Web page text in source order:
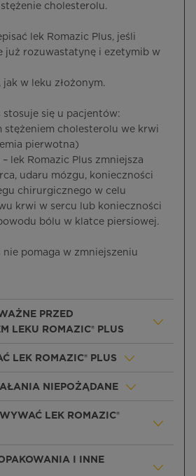
cholesterolu.
lek Romazic Plus, jeśli
już rozuwastatynę i ezetymib w
jak w leku złożonym.
stosuje się u pacjentów:
stężeniem cholesterolu we krwi
pierwotna)
lek Romazic Plus zmniejsza
udaru mózgu, konieczności
chirurgicznego w celu
krwi w sercu lub konieczności
bólu w klatce piersiowej.
nie pomaga w zmniejszeniu
PRZED
LEKU ROMAZIC® PLUS
LEK ROMAZIC® PLUS
NIEPOŻĄDANE
LEK ROMAZIC®
I INNE